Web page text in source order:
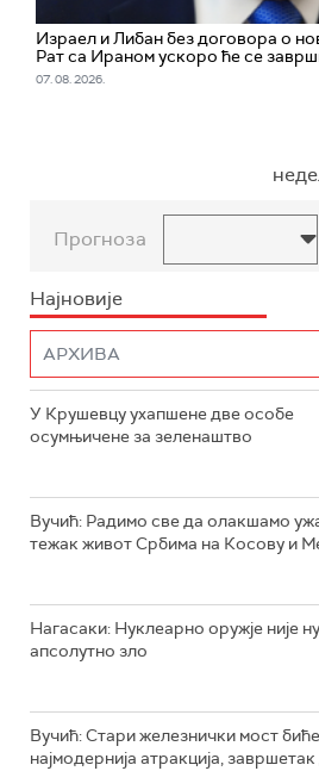
Израел и Либан без договора о
Рат са Ираном ускоро ће се
07. 08. 2026.
Прогноза
Најновије
У Крушевцу ухапшене две особе
осумњичене за зеленаштво
Вучић: Радимо све да олакшамо
тежак живот Србима на Косову и
Нагасаки: Нуклеарно оружје није
апсолутно зло
Вучић: Стари железнички мост биће
најмодернија атракција,